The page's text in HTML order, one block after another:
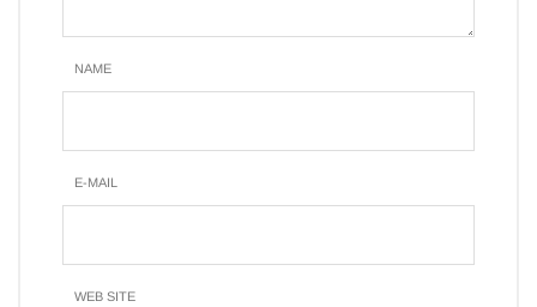
NAME
E-MAIL
WEB SITE